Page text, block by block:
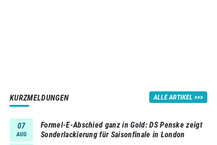
KURZMELDUNGEN ALLE ARTIKEL
07
AUG
Formel-E-Abschied ganz in Gold: DS Penske zeigt
Sonderlackierung für Saisonfinale in London